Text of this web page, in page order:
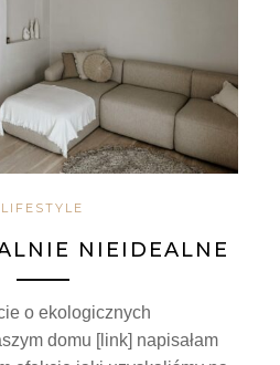
LIFESTYLE
NIEIDEALNE
o ekologicznych
domu [link] napisałam